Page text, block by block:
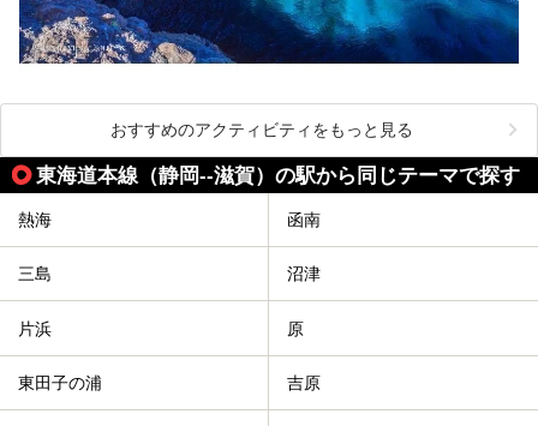
おすすめのアクティビティをもっと見る
東海道本線（静岡--滋賀）の駅から同じテーマで探す
熱海 函南
三島 沼津
片浜 原
東田子の浦 吉原